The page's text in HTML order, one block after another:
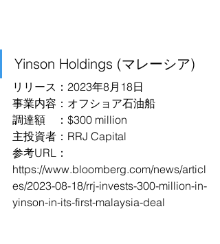
Yinson Holdings (マレーシア)
リリース：2023年8月18日
事業内容：オフショア石油船
調達額　：$300 million
主投資者：RRJ Capital
参考URL：
https://www.bloomberg.com/news/articl
es/2023-08-18/rrj-invests-300-million-in-
yinson-in-its-first-malaysia-deal